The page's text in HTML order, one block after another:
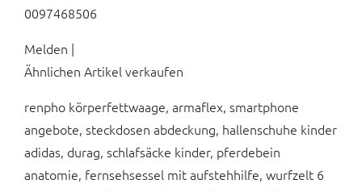
0097468506
Melden |
Ähnlichen Artikel verkaufen
renpho körperfettwaage, armaflex, smartphone
angebote, steckdosen abdeckung, hallenschuhe kinder
adidas, durag, schlafsäcke kinder, pferdebein
anatomie, fernsehsessel mit aufstehhilfe, wurfzelt 6